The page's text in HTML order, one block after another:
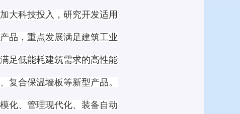
大科技投入，研究开发适用
品，重点发展满足建筑工业
足低能耗建筑需求的高性能
复合保温墙板等新型产品。
化、管理现代化、装备自动